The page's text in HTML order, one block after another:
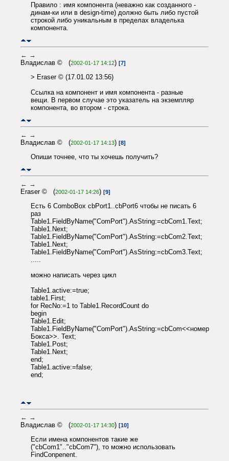
Правило : имя компонента (неважно как созданного -
динам-ки или в design-time) должно быть либо пустой
строкой либо уникальным в пределах владелька
компонента.
← →
Владислав © (2002-01-17 14:12) [7]
> Eraser © (17.01.02 13:56)
Ссылка на компонент и имя компонента - разные
вещи. В первом случае это указатель на экземпляр
компонента, во втором - строка.
← →
Владислав © (2002-01-17 14:13) [8]
Опиши точнее, что ты хочешь получить?
← →
Eraser © (2002-01-17 14:26) [9]
Есть 6 ComboBox cbPort1..cbPort6 чтобы не писать 6
раз
Table1.FieldByName("ComPort").AsString:=cbCom1.Text;
Table1.Next;
Table1.FieldByName("ComPort").AsString:=cbCom2.Text;
Table1.Next;
Table1.FieldByName("ComPort").AsString:=cbCom3.Text;
можно написать через цикл
Table1.active:=true;
table1.First;
for RecNo:=1 to Table1.RecordCount do
begin
Table1.Edit;
Table1.FieldByName("ComPort").AsString:=cbCom<<номер
Бокса>>. Text;
Table1.Post;
Table1.Next;
end;
Table1.active:=false;
end;
← →
Владислав © (2002-01-17 14:30) [10]
Если имена компонентов такие же
("cbCom1".."cbCom7"), то можно использовать
FindConpenent.